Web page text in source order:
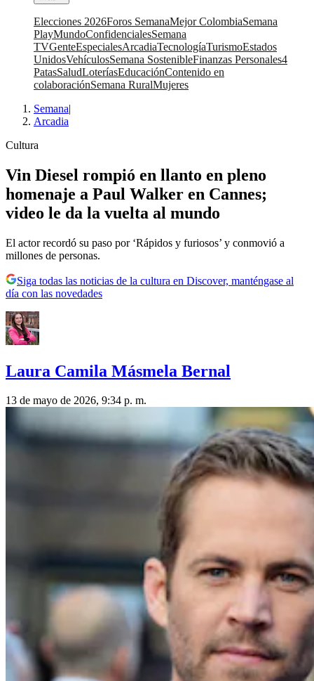
Elecciones 2026Foros SemanaMejor ColombiaSemana
PlayMundoConfidencialesSemana
TVGenteEspecialesArcadiaTecnologíaTurismoEstados
UnidosVehículosSemana SostenibleFinanzas Personales4
PatasSaludLoteríasEducaciónContenido en
colaboraciónSemana RuralMujeres
Semana|
Arcadia
Cultura
Vin Diesel rompió en llanto en pleno
homenaje a Paul Walker en Cannes;
video le da la vuelta al mundo
El actor recordó su paso por ‘Rápidos y furiosos’ y conmovió a
millones de personas.
Siga todas las noticias de la cultura en Discover, manténgase al
día con las novedades
Laura Camila Másmela Bernal
13 de mayo de 2026, 9:34 p. m.